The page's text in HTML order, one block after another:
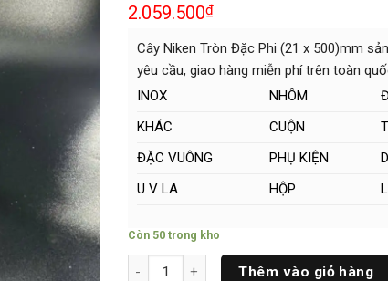
2.059.500₫
Cây Niken Tròn Đặc Phi (21 x 500)mm
yêu cầu, giao hàng miễn phí trên toàn
INOX
NHÔM
KHÁC
CUỘN
ĐẶC VUÔNG
PHỤ KIỆN
U V LA
HỘP
Còn 50 trong kho
Cây Niken Tròn Đặc Phi (21 x 500)mm số
Thêm vào giỏ hàng